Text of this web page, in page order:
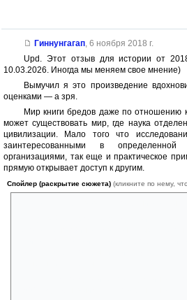
Гиннунгагап, 6 ноября 2018 г.
Upd. Этот отзыв для истории от
10.03.2026. Иногда мы меняем свое мнение)
Вымучил я это произведение
оценками — а зря.
Мир книги бредов даже по отношению
может существовать мир, где наука
цивилизации. Мало того что
заинтересованными в
организациями, так еще и практическое
прямую открывает доступ к другим.
Спойлер (раскрытие сюжета) (кликните по нему,